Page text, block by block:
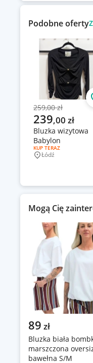
Podobne oferty
Poprzednia cena
259,00 zł
Aktualna cena
239,00 zł
Bluzka wizytowa
Babylon
RODZAJ OFERTY:
KUP TERAZ
Miejscowość
Łódź
Mogą Cię
89 zł
Bluzka biała
marszczona
bawełna S/M